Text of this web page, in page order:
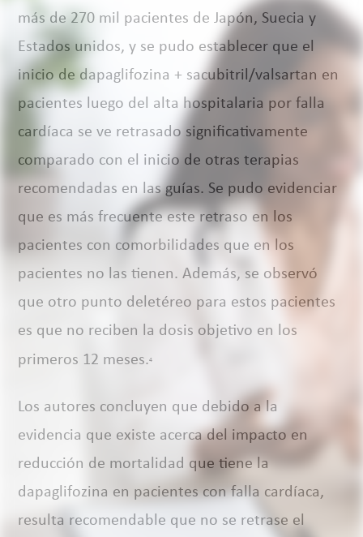
más de 270 mil pacientes de Japón, Suecia y
Estados unidos, y se pudo establecer que el
inicio de dapaglifozina + sacubitril/valsartan en
pacientes luego del alta hospitalaria por falla
cardíaca se ve retrasado significativamente
comparado con el inicio de otras terapias
recomendadas en las guías. Se pudo evidenciar
que es más frecuente este retraso en los
pacientes con comorbilidades que en los
pacientes no las tienen. Además, se observó
que otro punto deletéreo para estos pacientes
es que no reciben la dosis objetivo en los
primeros 12 meses.4
Los autores concluyen que debido a la
evidencia que existe acerca del impacto en
reducción de mortalidad que tiene la
dapaglifozina en pacientes con falla cardíaca,
resulta recomendable que no se retrase el